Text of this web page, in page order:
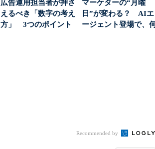
広告運用担当者が押さ
えるべき「数字の考え
方」 3つのポイント
マーケターの“月曜
日”が変わる？ AIエ
ージェント登場で、
Recommended by